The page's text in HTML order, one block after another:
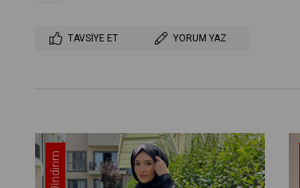
TAVSIYE ET YORUM YAZ
İndirim